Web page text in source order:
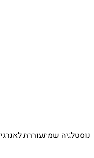
נוסטלגיה שמתעוררת